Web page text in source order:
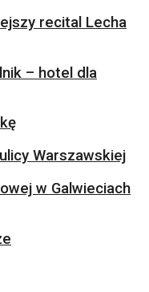
recital Lecha
– hotel dla
Warszawskiej
w Galwieciach